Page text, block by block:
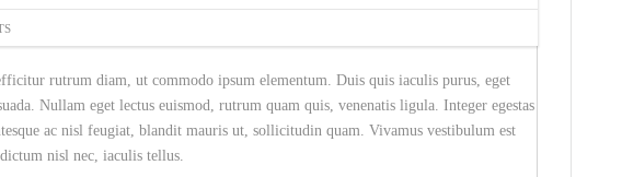
rutrum diam, ut commodo ipsum elementum. Duis quis iaculis purus, eget
Nullam eget lectus euismod, rutrum quam quis, venenatis ligula. Integer egestas
ac nisl feugiat, blandit mauris ut, sollicitudin quam. Vivamus vestibulum est
nisl nec, iaculis tellus.